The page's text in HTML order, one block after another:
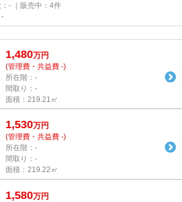
- ｜販売中： 4件
-
1,480万円
(管理費・共益費 -)
所在階：-
間取り：-
面積：219.21㎡
1,530万円
(管理費・共益費 -)
所在階：-
間取り：-
面積：219.22㎡
1,580万円